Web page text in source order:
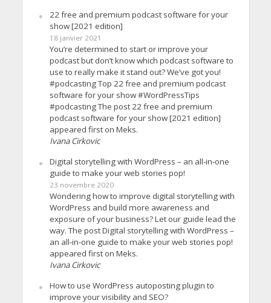
22 free and premium podcast software for your
show [2021 edition]
18 janvier 2021
You’re determined to start or improve your
podcast but don’t know which podcast software to
use to really make it stand out? We’ve got you!
#podcasting Top 22 free and premium podcast
software for your show #WordPressTips
#podcasting The post 22 free and premium
podcast software for your show [2021 edition]
appeared first on Meks.
Ivana Cirkovic
Digital storytelling with WordPress – an all-in-one
guide to make your web stories pop!
23 novembre 2020
Wondering how to improve digital storytelling with
WordPress and build more awareness and
exposure of your business? Let our guide lead the
way. The post Digital storytelling with WordPress –
an all-in-one guide to make your web stories pop!
appeared first on Meks.
Ivana Cirkovic
How to use WordPress autoposting plugin to
improve your visibility and SEO?